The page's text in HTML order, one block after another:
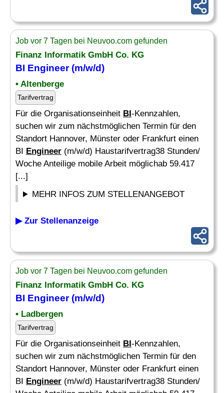
Job vor 7 Tagen bei Neuvoo.com gefunden
Finanz Informatik GmbH Co. KG
BI Engineer(m/w/d)
• Altenberge
Tarifvertrag
Für die Organisationseinheit BI-Kennzahlen,
suchen wir zum nächstmöglichen Termin für den
Standort Hannover, Münster oder Frankfurt einen
BI Engineer (m/w/d) Haustarifvertrag38 Stunden/
Woche Anteilige mobile Arbeit möglichab 59.417
[...]
MEHR INFOS ZUM STELLENANGEBOT
▶ Zur Stellenanzeige
Job vor 7 Tagen bei Neuvoo.com gefunden
Finanz Informatik GmbH Co. KG
BI Engineer(m/w/d)
• Ladbergen
Tarifvertrag
Für die Organisationseinheit BI-Kennzahlen,
suchen wir zum nächstmöglichen Termin für den
Standort Hannover, Münster oder Frankfurt einen
BI Engineer (m/w/d) Haustarifvertrag38 Stunden/